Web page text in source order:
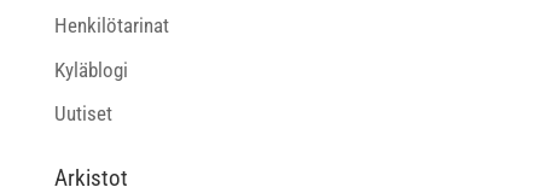
Henkilötarinat
Kyläblogi
Uutiset
Arkistot